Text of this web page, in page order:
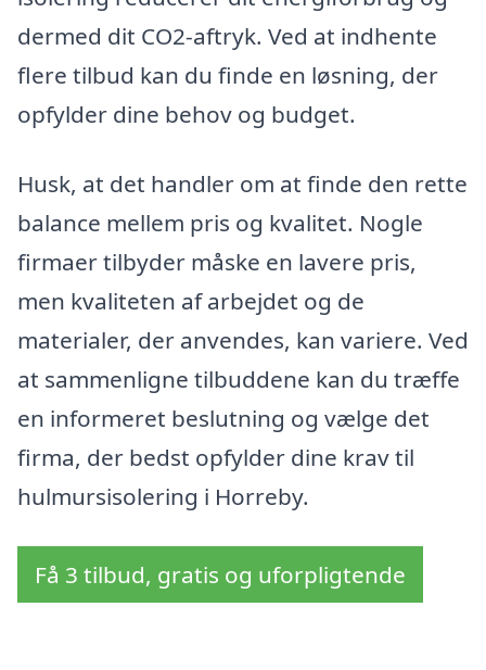
dermed dit CO2-aftryk. Ved at indhente
flere tilbud kan du finde en løsning, der
opfylder dine behov og budget.
Husk, at det handler om at finde den rette
balance mellem pris og kvalitet. Nogle
firmaer tilbyder måske en lavere pris,
men kvaliteten af arbejdet og de
materialer, der anvendes, kan variere. Ved
at sammenligne tilbuddene kan du træffe
en informeret beslutning og vælge det
firma, der bedst opfylder dine krav til
hulmursisolering i Horreby.
Få 3 tilbud, gratis og uforpligtende